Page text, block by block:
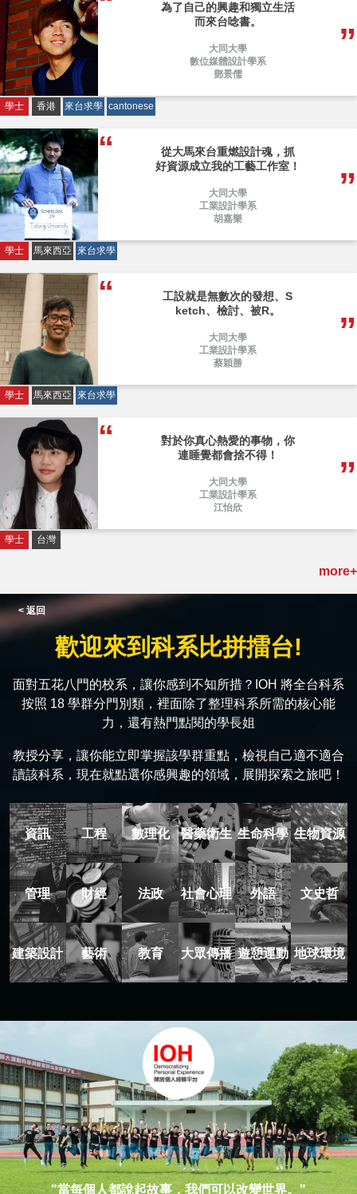
為了自己的興趣和獨立生活
而來台唸書。
大同大學
數位媒體設計學系
鄧景儒
學士 香港 來台求學 cantonese
從大馬來台重燃設計魂，抓
好資源成立我的工藝工作室！
大同大學
工業設計學系
胡嘉樂
學士 馬來西亞 來台求學
工設就是無數次的發想、S
ketch、檢討、被R。
大同大學
工業設計學系
蔡穎勝
學士 馬來西亞 來台求學
對於你真心熱愛的事物，你
連睡覺都會捨不得！
大同大學
工業設計學系
江怡欣
學士 台灣
more+
< 返回
歡迎來到科系比拼擂台!
面對五花八門的校系，讓你感到不知所措？IOH 將全台科系
按照 18 學群分門別類，裡面除了整理科系所需的核心能
力，還有熱門點閱的學長姐
教授分享，讓你能立即掌握該學群重點，檢視自己適不適合
讀該科系，現在就點選你感興趣的領域，展開探索之旅吧！
資訊 工程 數理化 醫藥衛生 生命科學 生物資源
管理 財經 法政 社會心理 外語 文史哲
建築設計 藝術 教育 大眾傳播 遊憩運動 地球環境
"當每個人都說起故事，我們可以改變世界。"